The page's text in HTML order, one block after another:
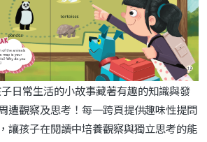
日常生活的小故事藏著有趣的知識與發
遭觀察及思考！每一跨頁提供趣味性提問
讓孩子在閱讀中培養觀察與獨立思考的能